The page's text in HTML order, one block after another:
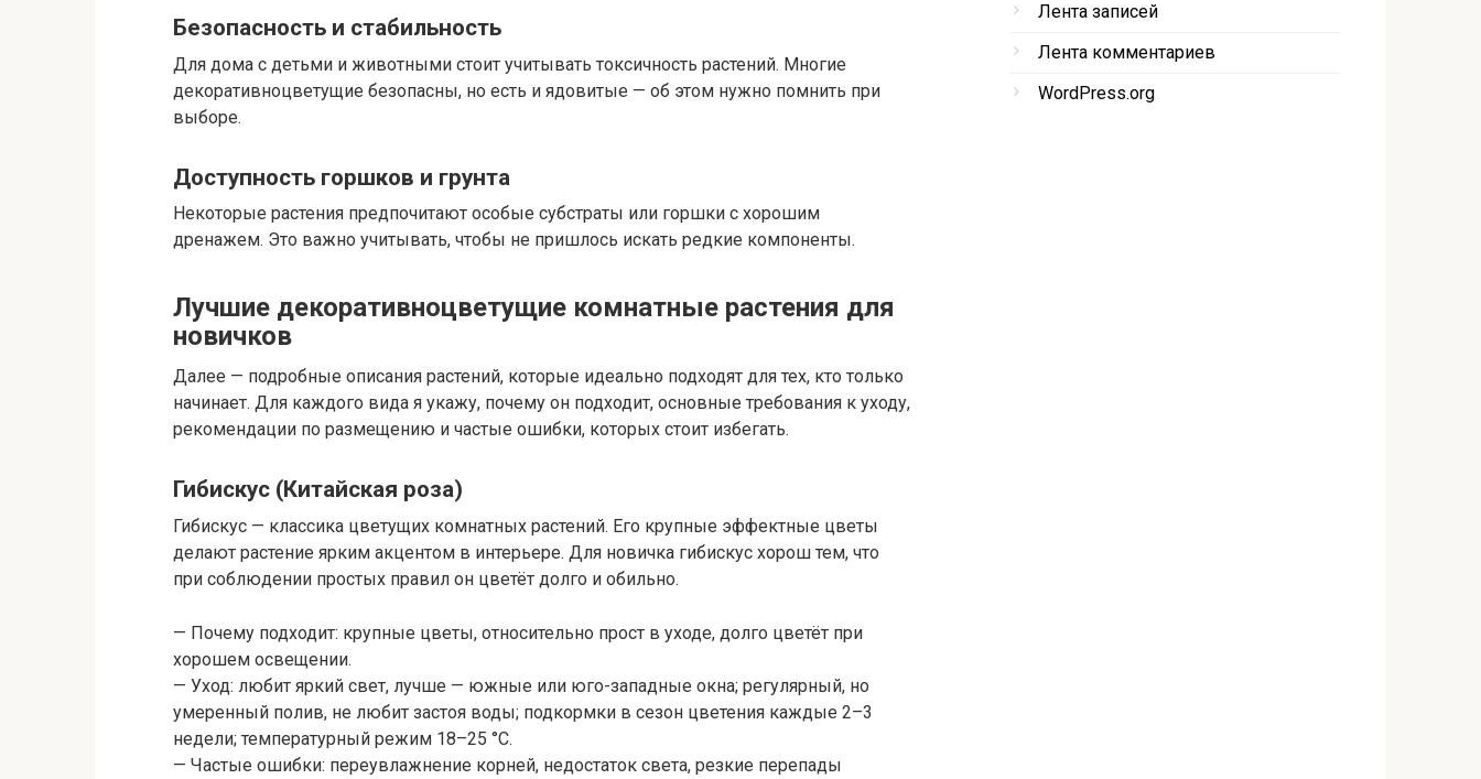
Безопасность и стабильность
Для дома с детьми и животными стоит учитывать токсичность растений. Многие
декоративноцветущие безопасны, но есть и ядовитые — об этом нужно помнить при
выборе.
Доступность горшков и грунта
Некоторые растения предпочитают особые субстраты или горшки с хорошим
дренажем. Это важно учитывать, чтобы не пришлось искать редкие компоненты.
Лучшие декоративноцветущие комнатные растения для
новичков
Далее — подробные описания растений, которые идеально подходят для тех, кто только
начинает. Для каждого вида я укажу, почему он подходит, основные требования к уходу,
рекомендации по размещению и частые ошибки, которых стоит избегать.
Гибискус (Китайская роза)
Гибискус — классика цветущих комнатных растений. Его крупные эффектные цветы
делают растение ярким акцентом в интерьере. Для новичка гибискус хорош тем, что
при соблюдении простых правил он цветёт долго и обильно.
— Почему подходит: крупные цветы, относительно прост в уходе, долго цветёт при
хорошем освещении.
— Уход: любит яркий свет, лучше — южные или юго-западные окна; регулярный, но
умеренный полив, не любит застоя воды; подкормки в сезон цветения каждые 2–3
недели; температурный режим 18–25 °C.
— Частые ошибки: переувлажнение корней, недостаток света, резкие перепады
Лента записей
Лента комментариев
WordPress.org